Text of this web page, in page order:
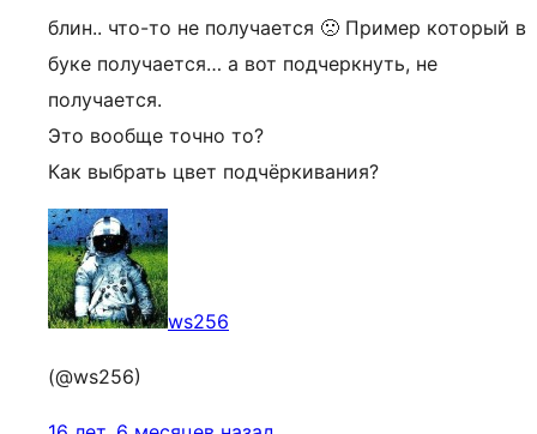
блин.. что-то не получается 🙁 Пример который в
буке получается… а вот подчеркнуть, не
получается.
Это вообще точно то?
Как выбрать цвет подчёркивания?
ws256
(@ws256)